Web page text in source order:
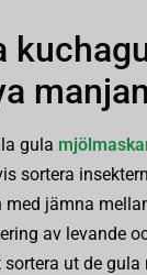
gula
sortera
med jämna
av levande
ut de